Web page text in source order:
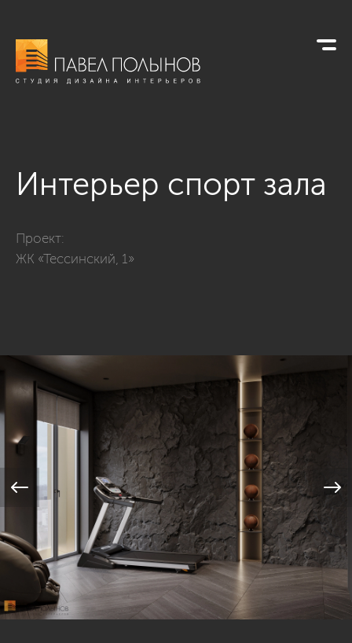
Интерьер спорт зала
Проект:
ЖК «Тессинский, 1»